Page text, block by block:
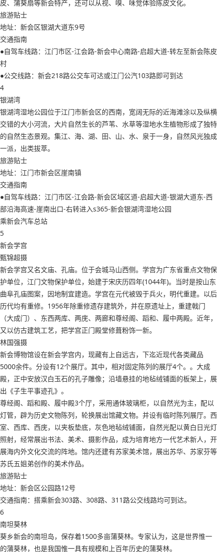
皮、蒲葵扇等新会特产，还可以从视、嗅、味觉体验陈皮文化。
旅游贴士
地址：新会区银湖大道东9号
交通指南
●自驾车线路：江门市区-江会路-新会中心南路-启超大道-转左至新会陈皮
村
●公交线路：新会218路公交车可达或江门公汽103路即可到达
4
银湖湾
银湖湾湿地公园位于江门市新会区的西南，宽阔无际的近海滩涂以及纵横
交错的大小河流，大片自然生长的芦苇、水草等湿地水生植物形成了独特
的自然生态景观。集江、海、湖、田、山、水、泉于一身，自然风光独成
一派，出类拔萃。
旅游贴士
地址：江门市新会区崖南镇
交通指南
●自驾车线路：江门市区-江会路-新会区域区道-启超大道-银湖大道东-西
部沿海高速-崖南出口-右转进入s365-新会银湖湾湿地公园
乘新会汽车总站
5
新会学宫
甄锦超摄
新会学宫又名文庙、孔庙。位于会城马山西侧。学宫为广东省重点文物保
护单位，江门文物保护单位，始建于宋庆历四年(1044年)。当时是按山东
曲阜孔庙图案，因地制宜建造。学宫在元代被毁于兵火，明代重建。以后
历代均有重修。1956年除重修遗存建筑外，并在原遗址上，重建戟门
（大成门）、东西两库、两庑、两廊和尊经阁、蹈和、履中两殿。近年，
又以仿古建筑工艺，把学宫正门殿堂修葺粉饰一新。
林国强摄
新会博物馆设在新会学宫内，现藏有上自远古，下迄近现代各类藏品
5000余件。分设有12个展厅。其中，相对固定陈列的展厅4个。。大成
殿，正中安放汉白玉石的孔子雕像；沿墙悬挂的地毡绒铺面的板架上，展
出《子生平事迹孔》。
尊经阁、蹈和殿、履中殿3个厅，采用通体玻璃柜，以自然光为主，配以
灯管，辟为历史文物陈列，轮换展出馆藏文物。并设有临时陈列展厅。西
室、西库、西庑，以夹板垫底，灰色地毡绒铺面，自然光配以黄白日光灯
照射，经常展出书法、美术、摄影作品，成为培育地方一代艺术新人，开
展海内外文化交流的阵地。馆内还建有苏家美术馆，展出苏华、苏家芬等
苏氏五姐弟创作的美术作品。
旅游贴士
地址：新会区公园路12号
交通指南：搭乘新会303路、308路、311路公交线路均可到达。
6
南坦葵林
葵乡新会的南坦岛，保存着1500多亩蒲葵林。专家认为，这是世界惟一
的蒲葵林，也是我国惟一具有规模和上百年历史的蒲葵林。